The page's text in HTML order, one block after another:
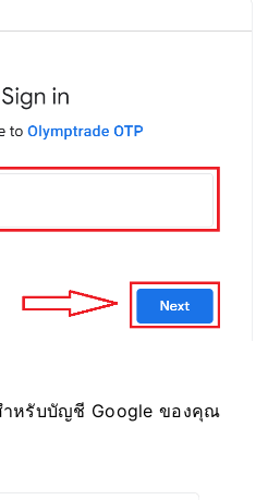
หรับบัญชี Google ของคุณ